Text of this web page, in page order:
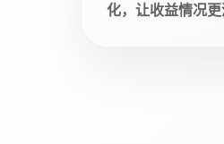
化，让收益情况更